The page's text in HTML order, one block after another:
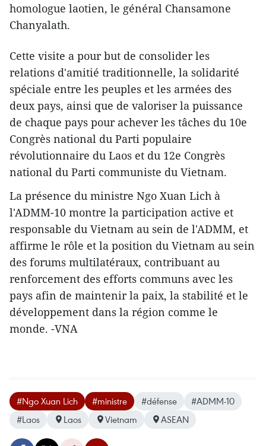
homologue laotien, le général Chansamone
Chanyalath.
Cette visite a pour but de consolider les
relations d'amitié traditionnelle, la solidarité
spéciale entre les peuples et les armées des
deux pays, ainsi que de valoriser la puissance
de chaque pays pour achever les tâches du 10e
Congrès national du Parti populaire
révolutionnaire du Laos et du 12e Congrès
national du Parti communiste du Vietnam.
La présence du ministre Ngo Xuan Lich à
l'ADMM-10 montre la participation active et
responsable du Vietnam au sein de l'ADMM, et
affirme le rôle et la position du Vietnam au sein
des forums multilatéraux, contribuant au
renforcement des efforts communs avec les
pays afin de maintenir la paix, la stabilité et le
développement dans la région comme ​le
monde. -VNA
#Ngo Xuan Lich #ministre #défense
#ADMM-10
#Laos
Laos Vietnam ASEAN